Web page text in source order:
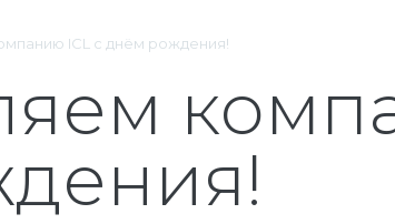
ICL с днём рождения!